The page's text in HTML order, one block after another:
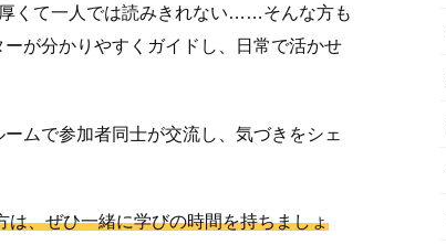
くて一人では読みきれない……そんな方も
が分かりやすくガイドし、日常で活かせ
ムで参加者同士が交流し、気づきをシェ
、ぜひ一緒に学びの時間を持ちましょ